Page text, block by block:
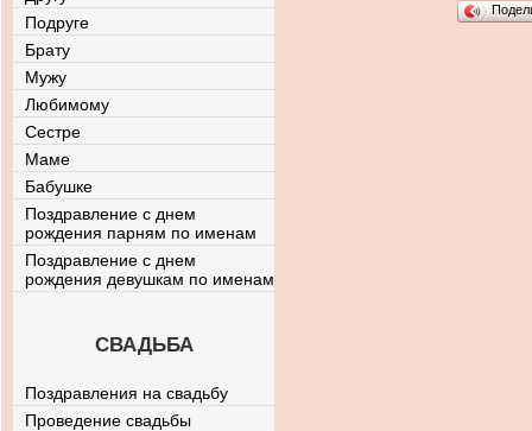
Подруге
Брату
Мужу
Любимому
Сестре
Маме
Бабушке
Поздравление с днем
рождения парням по именам
Поздравление с днем
рождения девушкам по именам
СВАДЬБА
Поздравления на свадьбу
Проведение свадьбы